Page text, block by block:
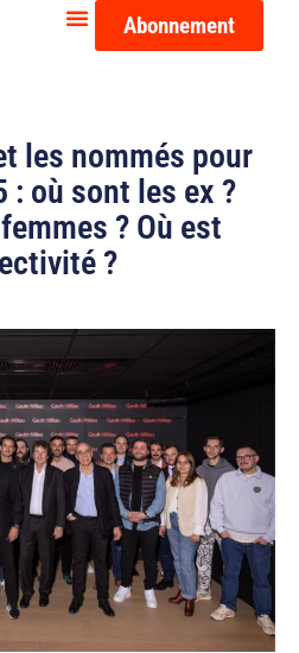
Abonnement
les nommés pour
: où sont les ex ?
? Où est
?